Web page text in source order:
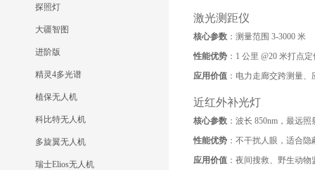
探照灯
大疆智图
进阶版
精灵4多光谱
植保无人机
科比特无人机
多旋翼无人机
瑞士Elios无人机
激光测距仪
核心参数 ：测量范围 3-3000 米
性能优势 ：1 公里 @20 米打点
应用价值 ：电力走廊交跨测量
近红外补光灯
核心参数 ：波长 850nm，最远
性能优势 ：不干扰人眼，适合
应用价值 ：夜间搜救、野生动